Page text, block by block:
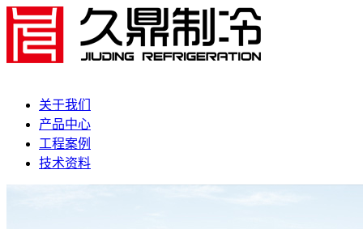
关于我们
产品中心
工程案例
技术资料